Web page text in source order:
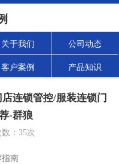
关于我们 公司动态
客户案例 产品知识
连锁管控/服装连锁门
-群狼
： 35次
指南